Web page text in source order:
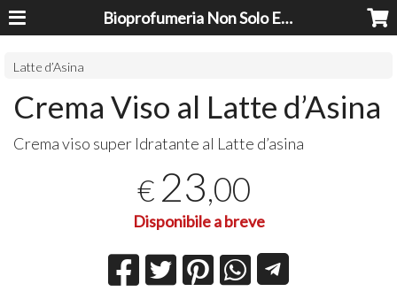
Bioprofumeria Non Solo Essenze
Latte d’Asina
Crema Viso al Latte d’Asina
Crema viso super Idratante al Latte d’asina
€ 23,00
Disponibile a breve